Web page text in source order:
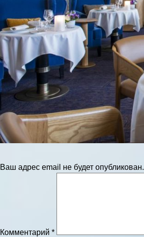
Ваш адрес email не будет опубликован.
Комментарий *